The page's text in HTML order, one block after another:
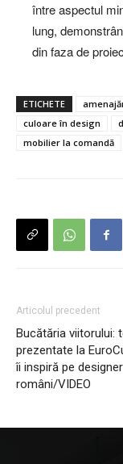
între aspectul
lung,
din faza de
ETICHETE
culoare în design
mobilier la comandă
Articolul precedent
Bucătăria viitorului:
prezentate la
îi inspiră pe
români/VIDEO